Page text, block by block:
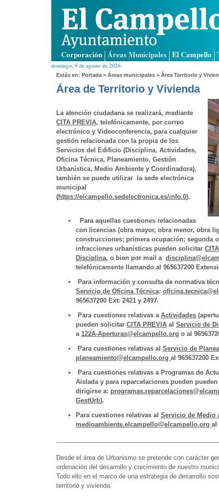
Corporación Áreas Municipales El Campello
domingo, 9 de agosto de 2026
Estás en: Portada > Áreas municipales > Área Territorio y
Área de Territorio y Vivienda
La atención ciudadana se realizará, mediante
CITA PREVIA, telefónicamente, por correo
electrónico y Videoconferencia, para cualquier
gestión relacionada con la propia de los
Servicios del Edificio (Disciplina, Actividades,
Oficina Técnica, Planeamiento, Gestión
Urbanística, Medio Ambiente y Coordinadora),
también se puede utilizar la sede electrónica
municipal
(https://elcampello.sedelectronica.es/info.0).
Para aquellas cuestiones relacionadas
con licencias (obra mayor, obra menor, obra
construcciones; primera ocupación; segunda
infracciones urbanísticas pueden solicitar
Disciplina, o bien por mail a
telefónicamente llamando al 965637200
Para información y consulta de normativa
Servicio de Oficina Técnica:
965637200 Ext: 2421 y 2497.
Para cuestiones relativas a Actividades
pueden solicitar CITA PREVIA al Servicio de
a 122A-Aperturas@elcampello.org o al
Para cuestiones relativas al Servicio de
planeamiento@elcampello.org al 965637200
Para cuestiones relativas a Programas de
Aislada y para reparcelaciones pueden
dirigirse a:
GestUrb).
Para cuestiones relativas al Servicio de Medio
medioambiente.elcampello@elcampello.org al
Desde el área de Urbanismo se pretende con carácter
ordenación del desarrollo y crecimiento de nuestro
Todo ello en el marco de una estrategia de desarrollo
territorio y vivienda.